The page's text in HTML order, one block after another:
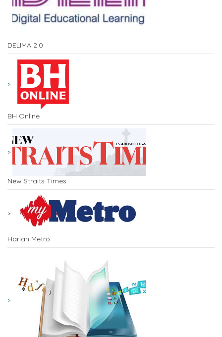
DELIMA 2.0
BH Online
New Straits Times
Harian Metro